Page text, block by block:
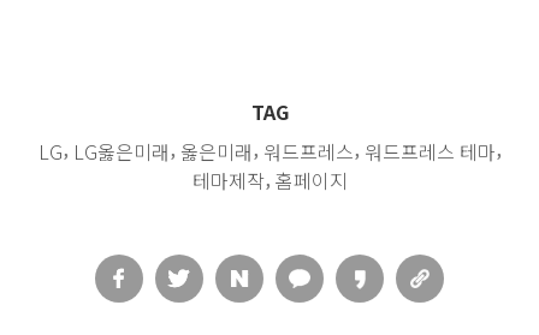
TAG
LG, LG옳은미래, 옳은미래, 워드프레스, 워드프레스 테마,
테마제작, 홈페이지